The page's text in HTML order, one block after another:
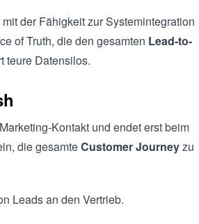
der Fähigkeit zur Systemintegration
of Truth, die den gesamten Lead-to-
teure Datensilos.
Kontakt und endet erst beim
die gesamteCustomer Journeyzu
Leads an den Vertrieb.